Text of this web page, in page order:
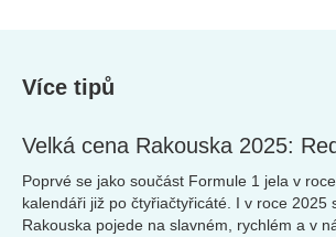
Více tipů
Velká cena Rakouska 2025:
Poprvé se jako součást Formule 1 jela v
kalendáři již po čtyřiačtyřicáté. I v roce 2025
Rakouska pojede na slavném, rychlém a v